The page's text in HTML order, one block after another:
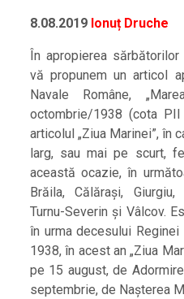
8.08.2019 Ionuț Druche
În apropierea
vă propunem un articol
Navale Române,
octombrie/1938 (cota
articolul „Ziua Marinei”, în
larg, sau mai pe scurt,
această ocazie, în
Brăila, Călărași,
Turnu-Severin și Vâlcov.
în urma decesului
1938, în acest an „Ziua
pe 15 august, de
septembrie, de Nașterea